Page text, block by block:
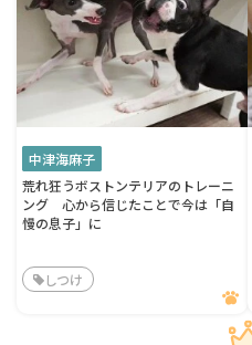
中津海麻子
荒れ狂うボストンテリアのトレーニ
ング 心から信じたことで今は「自
慢の息子」に
しつけ